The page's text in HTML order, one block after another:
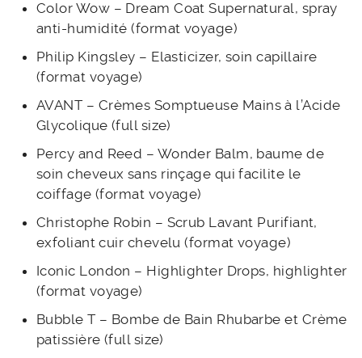
Color Wow – Dream Coat Supernatural, spray
anti-humidité (format voyage)
Philip Kingsley – Elasticizer, soin capillaire
(format voyage)
AVANT – Crèmes Somptueuse Mains à l’Acide
Glycolique (full size)
Percy and Reed – Wonder Balm, baume de
soin cheveux sans rinçage qui facilite le
coiffage (format voyage)
Christophe Robin – Scrub Lavant Purifiant,
exfoliant cuir chevelu (format voyage)
Iconic London – Highlighter Drops, highlighter
(format voyage)
Bubble T – Bombe de Bain Rhubarbe et Crème
patissière (full size)